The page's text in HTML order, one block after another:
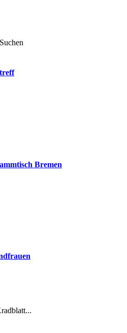
Suchen
Bremen